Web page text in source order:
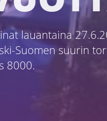
lauantaina
Suomen suurin
8000.